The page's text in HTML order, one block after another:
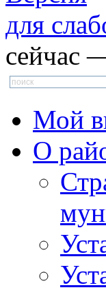
для
сейчас
Мой
О